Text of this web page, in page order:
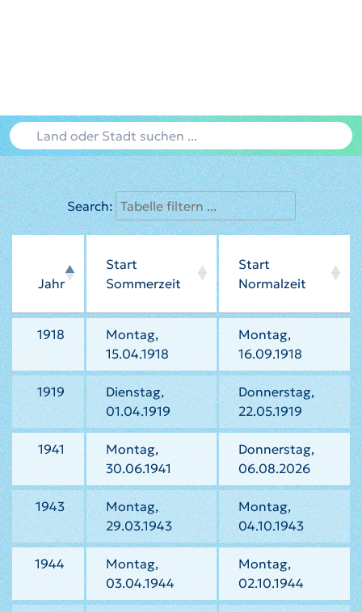
Search:
Jahr
Start
Sommerzeit
Start
Normalzeit
1918
Montag,
15.04.1918
Montag,
16.09.1918
1919
Dienstag,
01.04.1919
Donnerstag,
22.05.1919
1941
Montag,
30.06.1941
Donnerstag,
06.08.2026
1943
Montag,
29.03.1943
Montag,
04.10.1943
1944
Montag,
03.04.1944
Montag,
02.10.1944